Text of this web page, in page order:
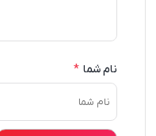
نام شما *